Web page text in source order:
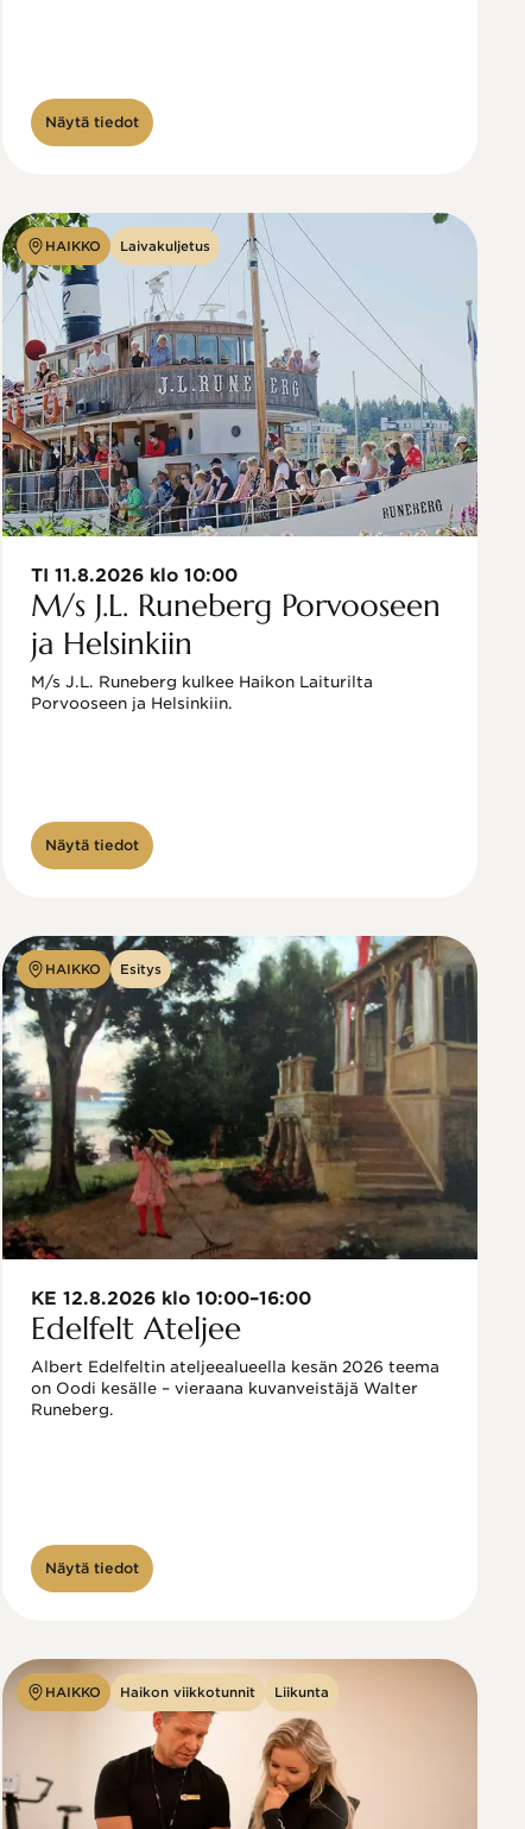
Näytä tiedot
HAIKKO Laivakuljetus
TI 11.8.2026 klo 10:00
M/s J.L. Runeberg Porvooseen
ja Helsinkiin
M/s J.L. Runeberg kulkee Haikon Laiturilta
Porvooseen ja Helsinkiin.
Näytä tiedot
HAIKKO Esitys
KE 12.8.2026 klo 10:00–16:00
Edelfelt Ateljee
Albert Edelfeltin ateljeealueella kesän 2026 teema
on Oodi kesälle – vieraana kuvanveistäjä Walter
Näytä tiedot
HAIKKO Haikon viikkotunnit Liikunta